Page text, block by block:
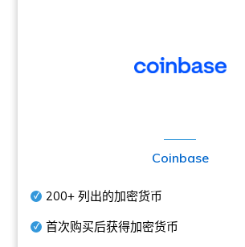
Coinbase
200+ 列出的加密货币
首次购买后获得加密货币